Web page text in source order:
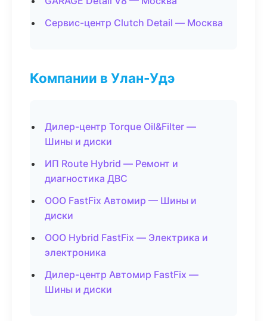
Сервис-центр Clutch Detail — Москва
Компании в Улан-Удэ
Дилер-центр Torque Oil&Filter —
Шины и диски
ИП Route Hybrid — Ремонт и
диагностика ДВС
ООО FastFix Автомир — Шины и
диски
ООО Hybrid FastFix — Электрика и
электроника
Дилер-центр Автомир FastFix —
Шины и диски